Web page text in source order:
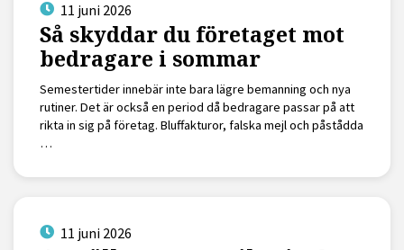
11 juni 2026
Så skyddar du företaget mot
bedragare i sommar
Semestertider innebär inte bara lägre bemanning och nya
rutiner. Det är också en period då bedragare passar på att
rikta in sig på företag. Bluffakturor, falska mejl och påstådda
…
11 juni 2026